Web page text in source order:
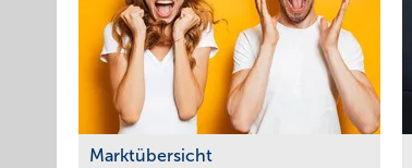
Marktübersicht